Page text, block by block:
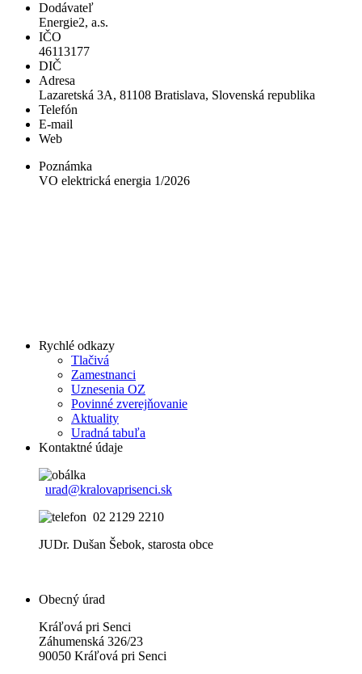
Dodávateľ
Energie2, a.s.
IČO
46113177
DIČ
Adresa
Lazaretská 3A, 81108 Bratislava, Slovenská republika
Telefón
E-mail
Web
Poznámka
VO elektrická energia 1/2026
Rychlé odkazy
Tlačivá
Zamestnanci
Uznesenia OZ
Povinné zverejňovanie
Aktuality
Uradná tabuľa
Kontaktné údaje
urad@kralovaprisenci.sk
02 2129 2210
JUDr. Dušan Šebok, starosta obce
Obecný úrad
Kráľová pri Senci
Záhumenská 326/23
90050 Kráľová pri Senci